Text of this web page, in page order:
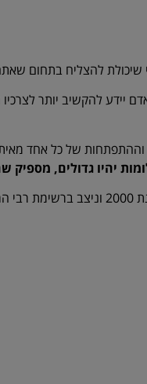
להצליח בתחום
להקשיב יותר לצרכיו
של כל אחד
יהיו גדולים, מספיק